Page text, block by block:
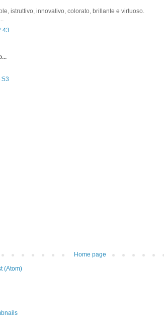
istruttivo, innovativo, colorato, brillante e virtuoso.
Home page
(Atom)